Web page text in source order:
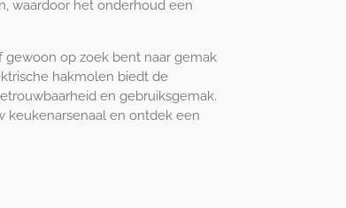
waardoor het onderhoud een
op zoek bent naar gemak
hakmolen biedt de
en gebruiksgemak.
keukenarsenaal en ontdek een